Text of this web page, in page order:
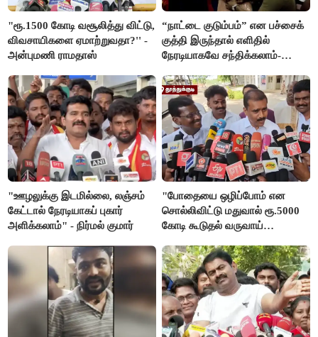
"ரூ.1500 கோடி வசூலித்து விட்டு,
விவசாயிகளை ஏமாற்றுவதா?'' -
அன்புமணி ராமதாஸ்
“நாட்டை குடும்பம்” என பச்சைக்
குத்தி இருந்தால் எளிதில்
நேரடியாகவே சந்திக்கலாம்-
"ஊழலுக்கு இடமில்லை, லஞ்சம்
கேட்டால் நேரடியாகப் புகார்
அளிக்கலாம்" - நிர்மல் குமார்
"போதையை ஒழிப்போம் என
சொல்லிவிட்டு மதுவால் ரூ.5000
கோடி கூடுதல் வருவாய்
மார்க்கண்டேயன்